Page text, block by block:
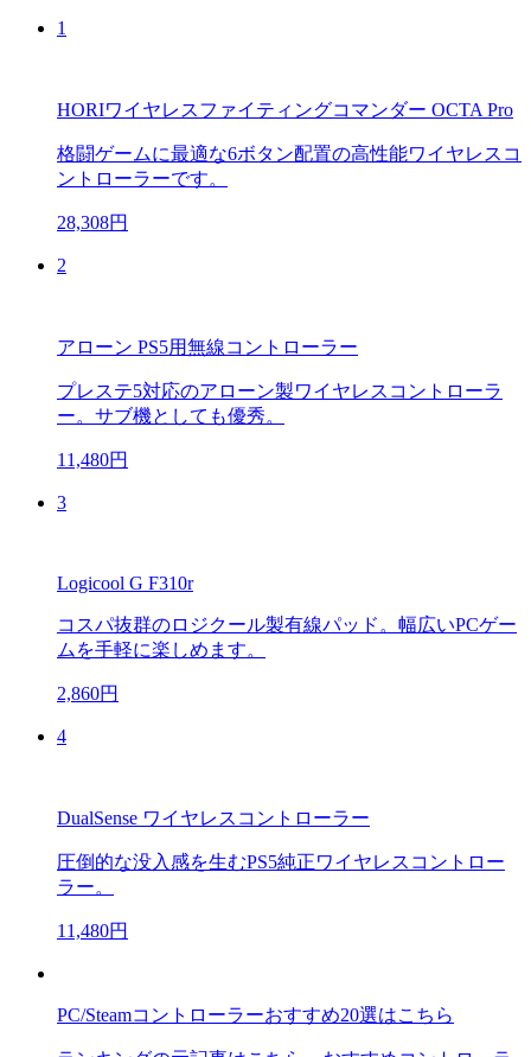
1
HORIワイヤレスファイティングコマンダー OCTA Pro
格闘ゲームに最適な6ボタン配置の高性能ワイヤレスコ
ントローラーです。
28,308円
2
アローン PS5用無線コントローラー
プレステ5対応のアローン製ワイヤレスコントローラ
ー。サブ機としても優秀。
11,480円
3
Logicool G F310r
コスパ抜群のロジクール製有線パッド。幅広いPCゲー
ムを手軽に楽しめます。
2,860円
4
DualSense ワイヤレスコントローラー
圧倒的な没入感を生むPS5純正ワイヤレスコントロー
ラー。
11,480円
PC/Steamコントローラーおすすめ20選はこちら